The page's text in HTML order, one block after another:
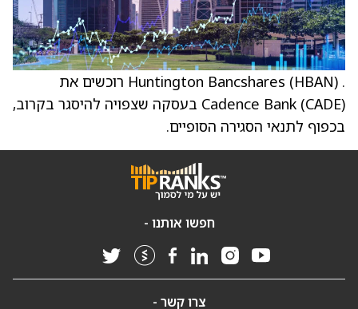
. Huntington Bancshares (HBAN) רוכשים את
Cadence Bank (CADE) בעסקה שצפויה להיסגר בקרוב,
בכפוף לתנאי הסגירה הסופיים.
חפשו אותנו -
צרו קשר -